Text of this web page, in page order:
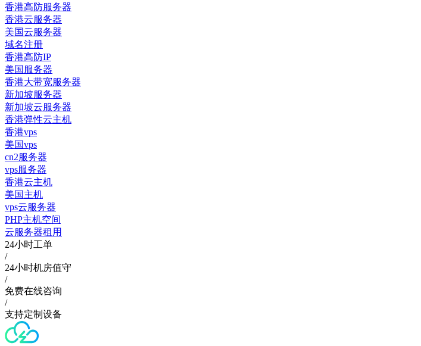
香港高防服务器
香港云服务器
美国云服务器
域名注册
香港高防IP
美国服务器
香港大带宽服务器
新加坡服务器
新加坡云服务器
香港弹性云主机
香港vps
美国vps
cn2服务器
vps服务器
香港云主机
美国主机
vps云服务器
PHP主机空间
云服务器租用
24小时工单
/
24小时机房值守
/
免费在线咨询
/
支持定制设备